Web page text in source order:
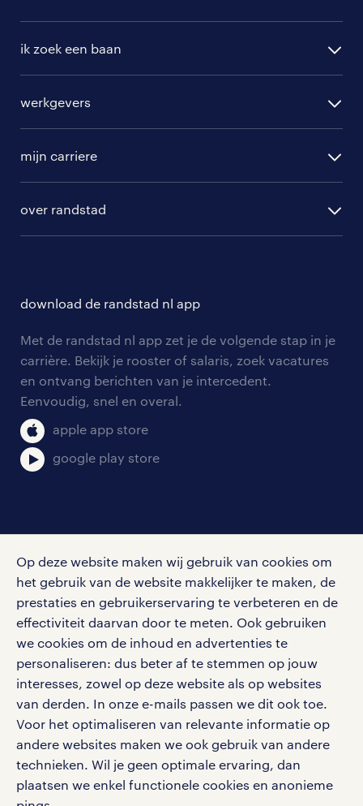
Op deze website maken wij gebruik van cookies om
het gebruik van de website makkelijker te maken, de
prestaties en gebruikerservaring te verbeteren en de
effectiviteit daarvan door te meten. Ook gebruiken
we cookies om de inhoud en advertenties te
personaliseren: dus beter af te stemmen op jouw
interesses, zowel op deze website als op websites
van derden. In onze e-mails passen we dit ook toe.
Voor het optimaliseren van relevante informatie op
andere websites maken we ook gebruik van andere
technieken. Wil je geen optimale ervaring, dan
plaatsen we enkel functionele cookies en anonieme
ik zoek een baan
randstad professional
randstad digital
werkgevers
hr-diensten
branches
tarieven
personeel gezocht
aanmelden nieuwsbrief
mijn carriere
solliciteren
blogs en artikelen
salarischecker
bruto-netto calculator
over randstad
onze vestigingen
pers
klachten en misstanden
download de randstad nl app
Met de randstad nl app zet je de volgende stap in je
carrière. Bekijk je rooster of salaris, zoek vacatures
en ontvang berichten van je intercedent.
Eenvoudig, snel en overal.
apple app store
google play store
Volg ons voor de leukste content omtrent
vacatures, solliciteren en inspiratie.
werken bij randstad
gebruikersvoorwaarden
privacystatement
cookies
disclaimer